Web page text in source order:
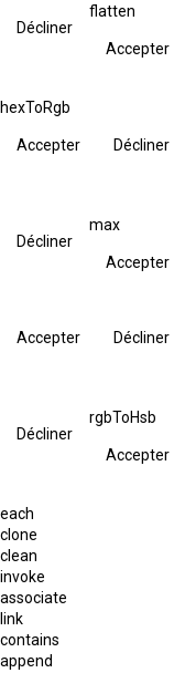
Décliner
flatten
Accepter
hexToRgb
Accepter Décliner
Décliner
max
Accepter
Accepter Décliner
Décliner
rgbToHsb
Accepter
each
clone
clean
invoke
associate
link
contains
append